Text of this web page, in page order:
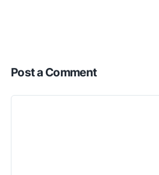
Post a Comment